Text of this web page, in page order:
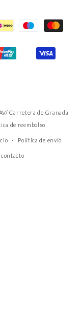
Carretera de Granada
de reembolso
Política de envío